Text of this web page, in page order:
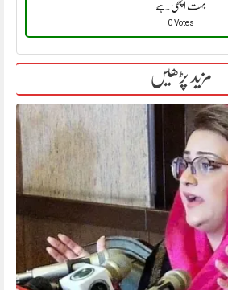
بہت اچھی ہے
0 Votes
مزید پڑھیں